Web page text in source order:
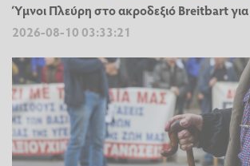
Ύμνοι Πλεύρη στο ακροδεξιό Breitbart
2026-08-10 03:33:21